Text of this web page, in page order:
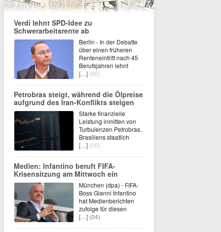
Verdi lehnt SPD-Idee zu
Schwerarbeitsrente ab
Berlin - In der Debatte
über einen früheren
Renteneintritt nach 45
Berufsjahren lehnt
[…] (00)
Petrobras steigt, während die Ölpreise
aufgrund des Iran-Konflikts steigen
Starke finanzielle
Leistung inmitten von
Turbulenzen Petrobras,
Brasiliens staatlich
[…] (00)
Medien: Infantino beruft FIFA-
Krisensitzung am Mittwoch ein
München (dpa) - FIFA-
Boss Gianni Infantino
hat Medienberichten
zufolge für diesen
[…] (04)